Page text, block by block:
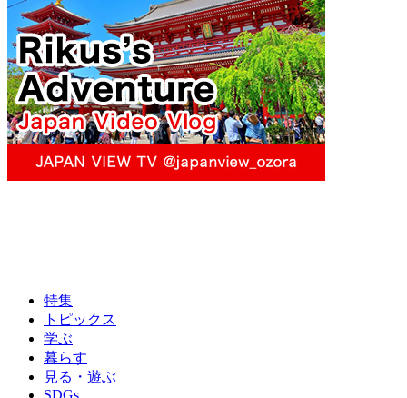
特集
トピックス
学ぶ
暮らす
見る・遊ぶ
SDGs